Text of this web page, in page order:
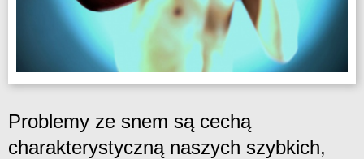
Problemy ze snem są cechą
charakterystyczną naszych szybkich,